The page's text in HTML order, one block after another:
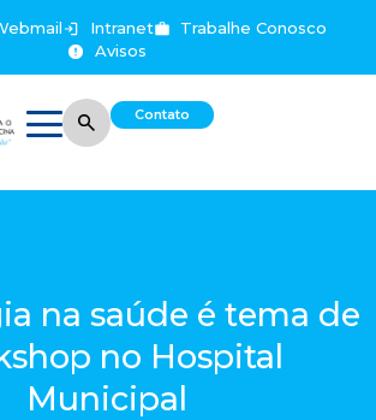
Intranet
Trabalhe Conosco
Avisos
Contato
na saúde é tema de
no Hospital
Municipal